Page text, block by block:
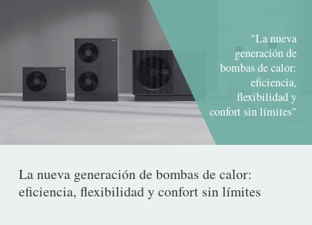
"La nueva
generación de
bombas de calor:
eficiencia,
flexibilidad y
confort sin límites"
La nueva generación de bombas de calor:
eficiencia, flexibilidad y confort sin límites